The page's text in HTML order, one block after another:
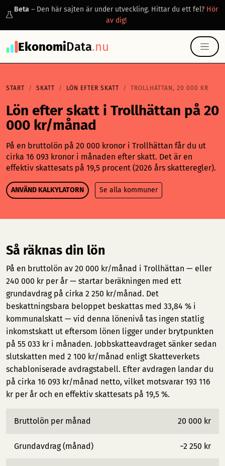
Beta – Den här sajten är under utveckling. Hittar du ett fel? Hör
av dig!
EkonomiData.nu
START SKATT LÖN EFTER SKATT TROLLHÄTTAN, 20 000 KR
Lön efter skatt i Trollhättan på 20
000 kr/månad
På en bruttolön på 20 000 kronor i Trollhättan får du ut
cirka 16 093 kronor i månaden efter skatt. Det är en
effektiv skattesats på 19,5 procent (2026 års skatteregler).
ANVÄND KALKYLATORN Se alla kommuner
Så räknas din lön
På en bruttolön av 20 000 kr/månad i Trollhättan — eller
240 000 kr per år — startar beräkningen med ett
grundavdrag på cirka 2 250 kr/månad. Det
beskattningsbara beloppet beskattas med 33,84 % i
kommunalskatt — vid denna lönenivå tas ingen statlig
inkomstskatt ut eftersom lönen ligger under brytpunkten
på 55 033 kr i månaden. Jobbskatteavdraget sänker sedan
slutskatten med 2 100 kr/månad enligt Skatteverkets
schabloniserade avdragstabell. Efter avdragen landar du
på cirka 16 093 kr/månad netto, vilket motsvarar 193 116
kr per år och en effektiv skattesats på 19,5 %.
Bruttolön per månad 20 000 kr
Grundavdrag (månad) −2 250 kr